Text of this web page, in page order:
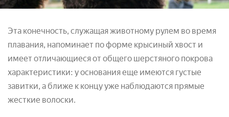
Эта конечность, служащая животному рулем во время
плавания, напоминает по форме крысиный хвост и
имеет отличающиеся от общего шерстяного покрова
характеристики: у основания еще имеются густые
завитки, а ближе к концу уже наблюдаются прямые
жесткие волоски.